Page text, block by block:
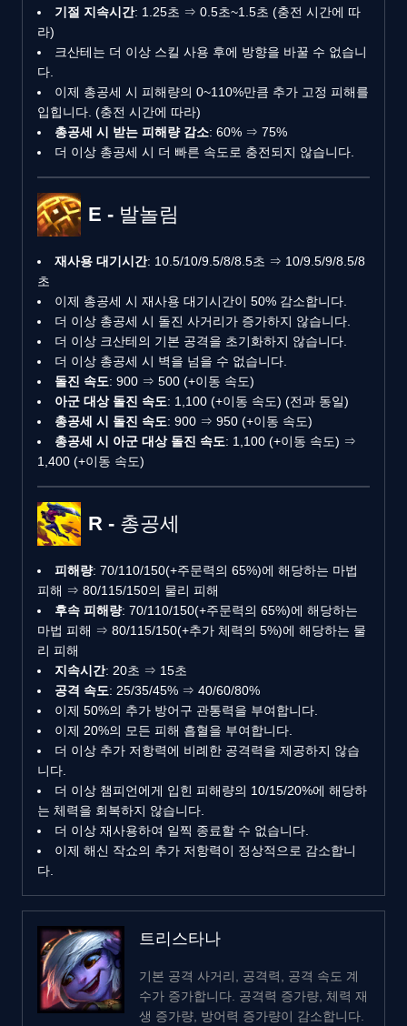
기절 지속시간: 1.25초 ⇒ 0.5초~1.5초 (충전 시간에 따
라)
크산테는 더 이상 스킬 사용 후에 방향을 바꿀 수 없습니
다.
이제 총공세 시 피해량의 0~110%만큼 추가 고정 피해를
입힙니다. (충전 시간에 따라)
총공세 시 받는 피해량 감소: 60% ⇒ 75%
더 이상 총공세 시 더 빠른 속도로 충전되지 않습니다.
E - 발놀림
재사용 대기시간: 10.5/10/9.5/8/8.5초 ⇒ 10/9.5/9/8.5/8
초
이제 총공세 시 재사용 대기시간이 50% 감소합니다.
더 이상 총공세 시 돌진 사거리가 증가하지 않습니다.
더 이상 크산테의 기본 공격을 초기화하지 않습니다.
더 이상 총공세 시 벽을 넘을 수 없습니다.
돌진 속도: 900 ⇒ 500 (+이동 속도)
아군 대상 돌진 속도: 1,100 (+이동 속도) (전과 동일)
총공세 시 돌진 속도: 900 ⇒ 950 (+이동 속도)
총공세 시 아군 대상 돌진 속도: 1,100 (+이동 속도) ⇒
1,400 (+이동 속도)
R - 총공세
피해량: 70/110/150(+주문력의 65%)에 해당하는 마법
피해 ⇒ 80/115/150의 물리 피해
후속 피해량: 70/110/150(+주문력의 65%)에 해당하는
마법 피해 ⇒ 80/115/150(+추가 체력의 5%)에 해당하는 물
리 피해
지속시간: 20초 ⇒ 15초
공격 속도: 25/35/45% ⇒ 40/60/80%
이제 50%의 추가 방어구 관통력을 부여합니다.
이제 20%의 모든 피해 흡혈을 부여합니다.
더 이상 추가 저항력에 비례한 공격력을 제공하지 않습
니다.
더 이상 챔피언에게 입힌 피해량의 10/15/20%에 해당하
는 체력을 회복하지 않습니다.
더 이상 재사용하여 일찍 종료할 수 없습니다.
이제 해신 작쇼의 추가 저항력이 정상적으로 감소합니
다.
트리스타나
기본 공격 사거리, 공격력, 공격 속도 계
수가 증가합니다. 공격력 증가량, 체력 재
생 증가량, 방어력 증가량이 감소합니다.